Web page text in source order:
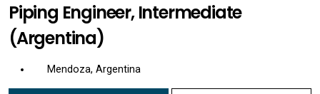
Piping Engineer, Intermediate
(Argentina)
Mendoza, Argentina